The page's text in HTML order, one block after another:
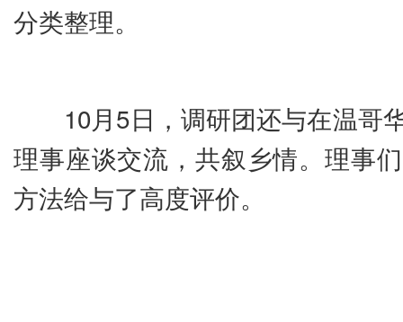
分类整理。
10月5日，调研团还与在温哥
理事座谈交流，共叙乡情。理事
方法给与了高度评价。